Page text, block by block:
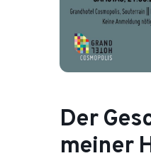
Der
meiner